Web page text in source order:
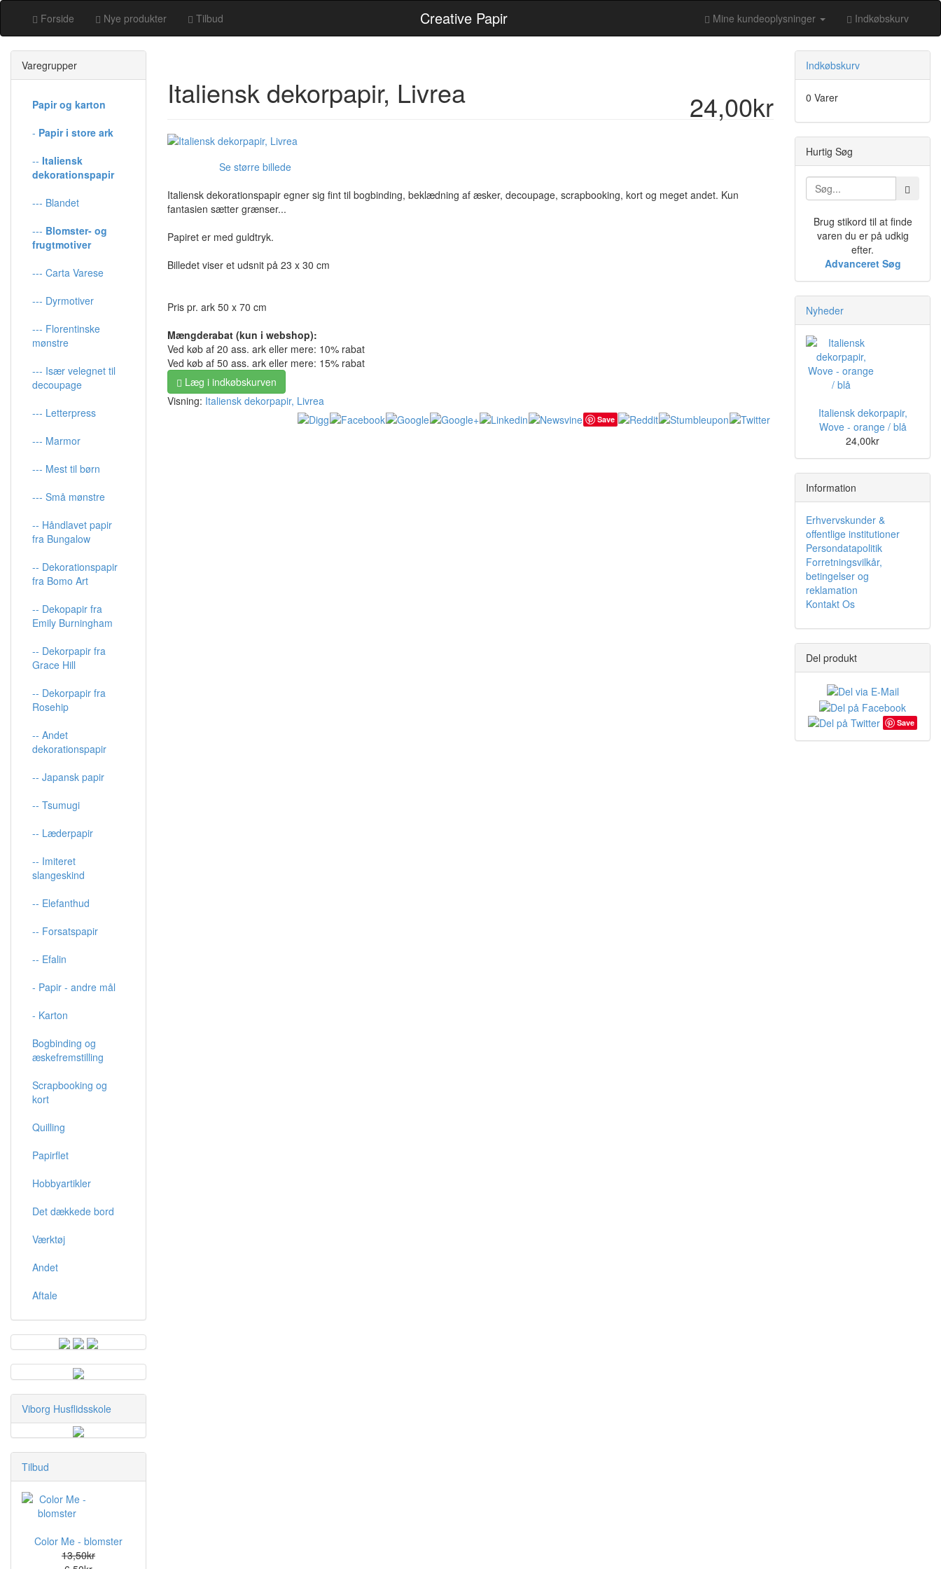
Forside Nye produkter Tilbud Mine kundeoplysninger Indkøbskurv
Creative Papir
24,00kr
Italiensk dekorpapir, Livrea
Se større billede
Italiensk dekorationspapir egner sig fint til bogbinding, beklædning af æsker, decoupage, scrapbooking, kort og meget andet. Kun
fantasien sætter grænser...
Papiret er med guldtryk.
Billedet viser et udsnit på 23 x 30 cm
Pris pr. ark 50 x 70 cm
Mængderabat (kun i webshop):
Ved køb af 20 ass. ark eller mere: 10% rabat
Ved køb af 50 ass. ark eller mere: 15% rabat
Læg i indkøbskurven
Visning: Italiensk dekorpapir, Livrea
Save
Varegrupper
Papir og karton
- Papir i store ark
-- Italiensk
dekorationspapir
--- Blandet
--- Blomster- og
frugtmotiver
--- Carta Varese
--- Dyrmotiver
--- Florentinske
mønstre
--- Især velegnet til
decoupage
--- Letterpress
--- Marmor
--- Mest til børn
--- Små mønstre
-- Håndlavet papir
fra Bungalow
-- Dekorationspapir
fra Bomo Art
-- Dekopapir fra
Emily Burningham
-- Dekorpapir fra
Grace Hill
-- Dekorpapir fra
Rosehip
-- Andet
dekorationspapir
-- Japansk papir
-- Tsumugi
-- Læderpapir
-- Imiteret
slangeskind
-- Elefanthud
-- Forsatspapir
-- Efalin
- Papir - andre mål
- Karton
Bogbinding og
æskefremstilling
Scrapbooking og
kort
Quilling
Papirflet
Hobbyartikler
Det dækkede bord
Værktøj
Andet
Aftale
Viborg Husflidsskole
Tilbud
Color Me - blomster
13,50kr
Indkøbskurv
0 Varer
Hurtig Søg
Brug stikord til at finde
varen du er på udkig
efter.
Advanceret Søg
Nyheder
Italiensk dekorpapir,
Wove - orange / blå
24,00kr
Information
Erhvervskunder &
offentlige institutioner
Persondatapolitik
Forretningsvilkår,
betingelser og
reklamation
Kontakt Os
Del produkt
Save